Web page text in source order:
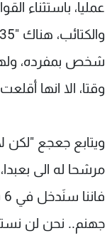
عمليا، باستثناء
شخص بمفرده،
وقتا، الا انها
ويتابع جعجع "لكن
مرشحا له الى
جهنم.. نحن لن